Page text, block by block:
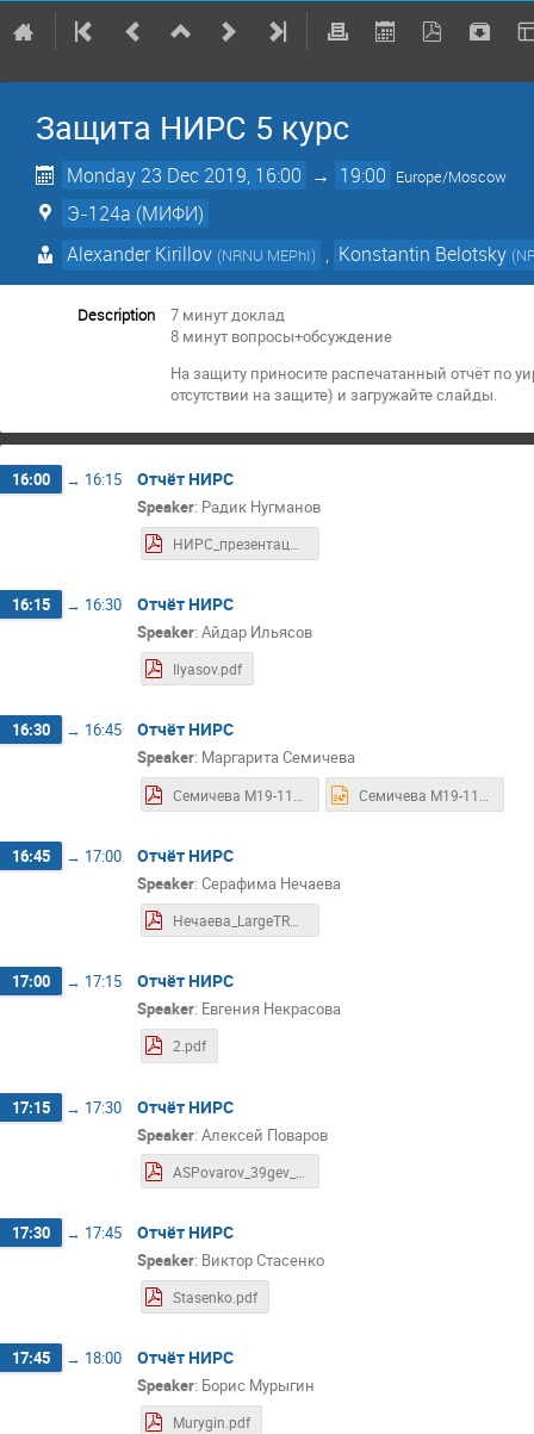
Защита НИРС 5 курс
Monday 23 Dec 2019, 16:00 → 19:00 Europe/Moscow
Э-124а (МИФИ)
Alexander Kirillov (NRNU MEPhI) , Konstantin Belotsky (
Description
7 минут доклад
8 минут вопросы+обсуждение
На защиту приносите распечатанный отчёт по
отсутствии на защите) и загружайте слайды.
16:00 → 16:15 Отчёт НИРС
Speaker: Радик Нугманов
16:15 → 16:30 Отчёт НИРС
Speaker: Айдар Ильясов
Ilyasov.pdf
16:30 → 16:45 Отчёт НИРС
Speaker: Маргарита Семичева
16:45 → 17:00 Отчёт НИРС
Speaker: Серафима Нечаева
Нечаева_LargeTRD.pdf
17:00 → 17:15 Отчёт НИРС
Speaker: Евгения Некрасова
2.pdf
17:15 → 17:30 Отчёт НИРС
Speaker: Алексей Поваров
17:30 → 17:45 Отчёт НИРС
Speaker: Виктор Стасенко
Stasenko.pdf
17:45 → 18:00 Отчёт НИРС
Speaker: Борис Мурыгин
Murygin.pdf